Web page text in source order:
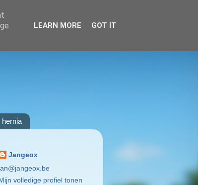
hernia
Jangeox
Mijn volledige profiel tonen
LEARN MORE GOT IT